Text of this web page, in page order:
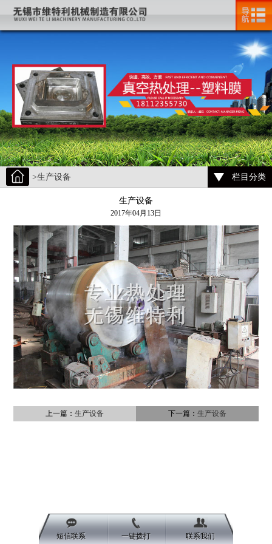
>生产设备 栏目分类
生产设备
2017年04月13日
上一篇：生产设备 下一篇： 生产设备
短信联系 一键拨打 联系我们